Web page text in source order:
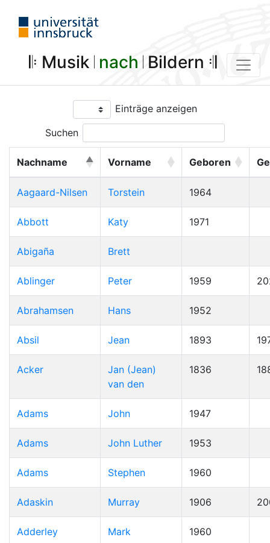
𝄆 Musik 𝄀 nach 𝄀 Bildern 𝄇
Einträge anzeigen
Suchen
Nachname Vorname Geboren
Aagaard-Nilsen Torstein 1964
Abbott Katy 1971
Abigaña Brett
Ablinger Peter 1959
Abrahamsen Hans 1952
Absil Jean 1893
Acker
Jan (Jean)
van den
1836
Adams John 1947
Adams John Luther 1953
Adams Stephen 1960
Adaskin Murray 1906
Adderley Mark 1960